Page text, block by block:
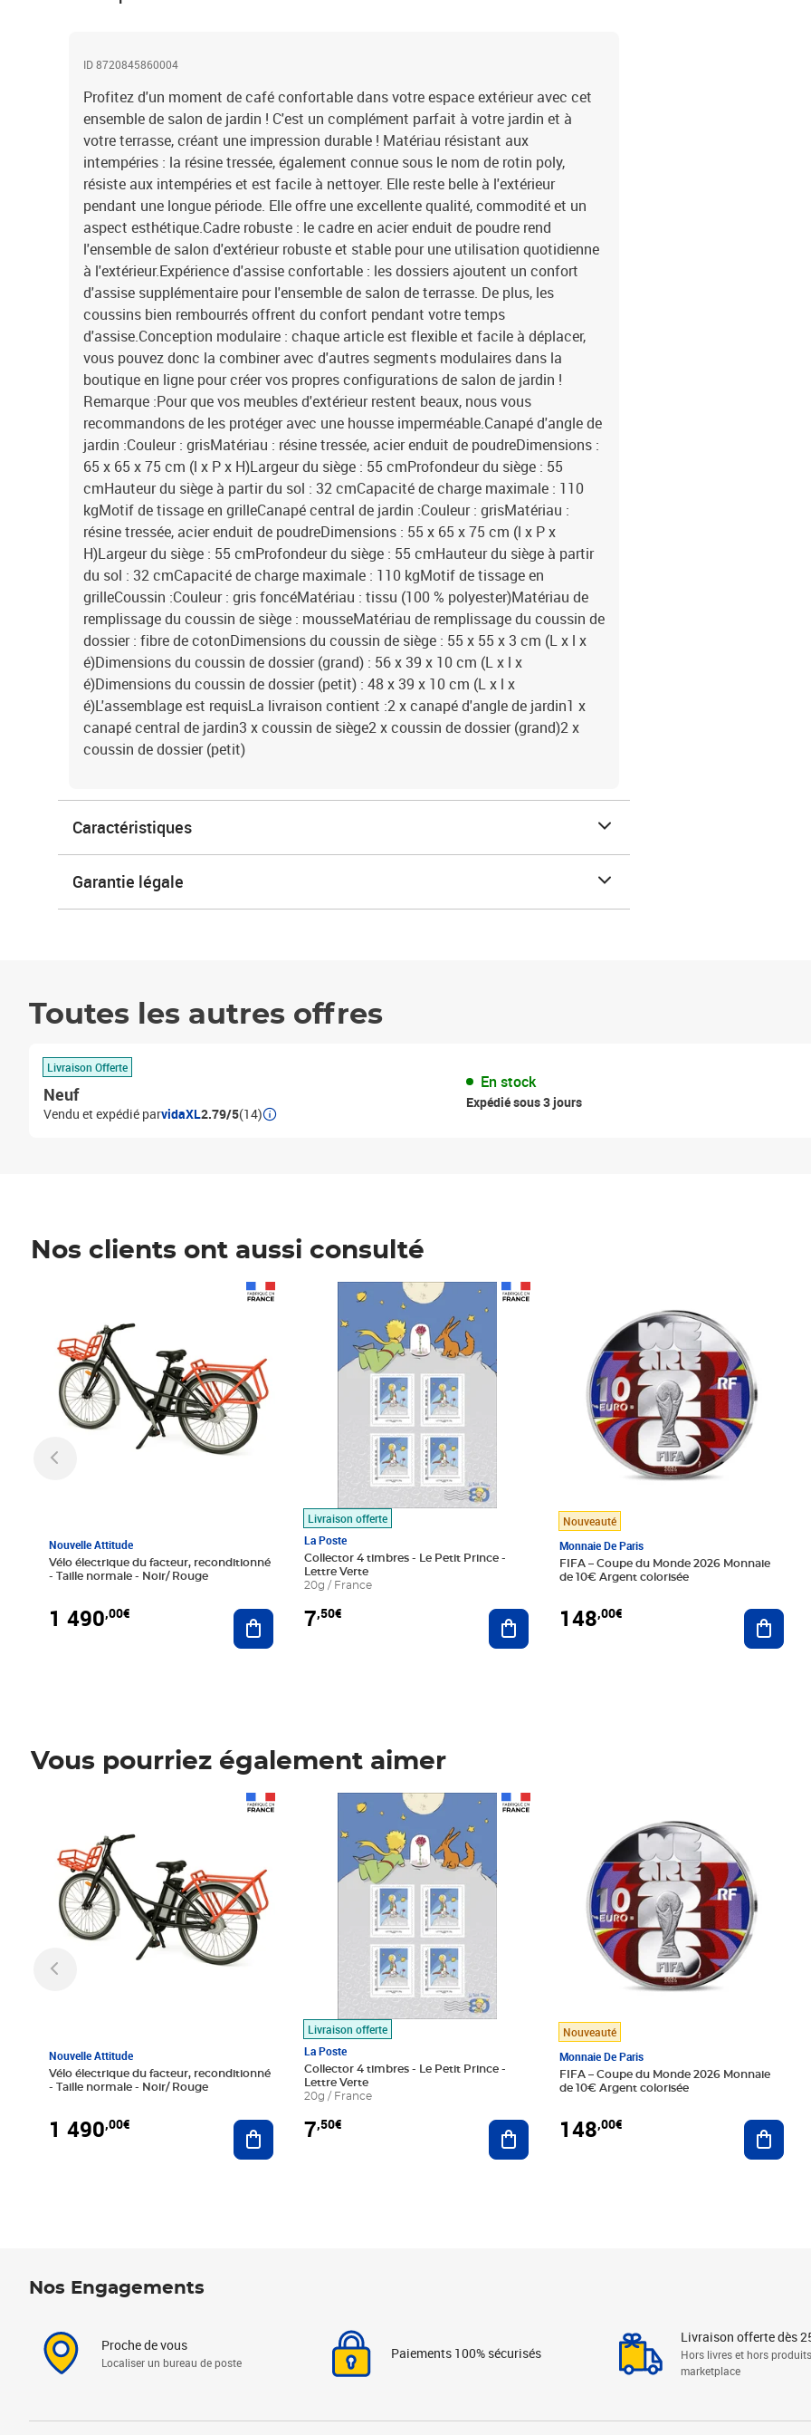
ID 8720845860004
Profitez d'un moment de café confortable dans votre espace extérieur avec cet
ensemble de salon de jardin ! C'est un complément parfait à votre jardin et à
votre terrasse, créant une impression durable ! Matériau résistant aux
intempéries : la résine tressée, également connue sous le nom de rotin poly,
résiste aux intempéries et est facile à nettoyer. Elle reste belle à l'extérieur
pendant une longue période. Elle offre une excellente qualité, commodité et un
aspect esthétique.Cadre robuste : le cadre en acier enduit de poudre rend
l'ensemble de salon d'extérieur robuste et stable pour une utilisation quotidienne
à l'extérieur.Expérience d'assise confortable : les dossiers ajoutent un confort
d'assise supplémentaire pour l'ensemble de salon de terrasse. De plus, les
coussins bien rembourrés offrent du confort pendant votre temps
d'assise.Conception modulaire : chaque article est flexible et facile à déplacer,
vous pouvez donc la combiner avec d'autres segments modulaires dans la
boutique en ligne pour créer vos propres configurations de salon de jardin !
Remarque :Pour que vos meubles d'extérieur restent beaux, nous vous
recommandons de les protéger avec une housse imperméable.Canapé d'angle de
jardin :Couleur : grisMatériau : résine tressée, acier enduit de poudreDimensions :
65 x 65 x 75 cm (l x P x H)Largeur du siège : 55 cmProfondeur du siège : 55
cmHauteur du siège à partir du sol : 32 cmCapacité de charge maximale : 110
kgMotif de tissage en grilleCanapé central de jardin :Couleur : grisMatériau :
résine tressée, acier enduit de poudreDimensions : 55 x 65 x 75 cm (l x P x
H)Largeur du siège : 55 cmProfondeur du siège : 55 cmHauteur du siège à partir
du sol : 32 cmCapacité de charge maximale : 110 kgMotif de tissage en
grilleCoussin :Couleur : gris foncéMatériau : tissu (100 % polyester)Matériau de
remplissage du coussin de siège : mousseMatériau de remplissage du coussin de
dossier : fibre de cotonDimensions du coussin de siège : 55 x 55 x 3 cm (L x l x
é)Dimensions du coussin de dossier (grand) : 56 x 39 x 10 cm (L x l x
é)Dimensions du coussin de dossier (petit) : 48 x 39 x 10 cm (L x l x
é)L'assemblage est requisLa livraison contient :2 x canapé d'angle de jardin1 x
canapé central de jardin3 x coussin de siège2 x coussin de dossier (grand)2 x
coussin de dossier (petit)
Caractéristiques
Garantie légale
Toutes les autres offres
Livraison Offerte
Neuf
Vendu et expédié parvidaXL2.79/5(14)
En stock
Expédié sous 3 jours
Nos clients ont aussi consulté
Nouvelle Attitude
Vélo électrique du facteur, reconditionné
- Taille normale - Noir/ Rouge
1 490,00€ Ajouter au panier
Livraison offerte
La Poste
Collector 4 timbres - Le Petit Prince -
Lettre Verte
20g / France
7,50€
Prix 7,50€
Ajouter au panier
Nouveauté
Monnaie De Paris
FIFA – Coupe du Monde 2026 Monnaie
de 10€ Argent colorisée
148,00€
Vous pourriez également aimer
Nouvelle Attitude
Vélo électrique du facteur, reconditionné
- Taille normale - Noir/ Rouge
1 490,00€ Ajouter au panier
Livraison offerte
La Poste
Collector 4 timbres - Le Petit Prince -
Lettre Verte
20g / France
7,50€
Prix 7,50€
Ajouter au panier
Nouveauté
Monnaie De Paris
FIFA – Coupe du Monde 2026 Monnaie
de 10€ Argent colorisée
148,00€
Nos Engagements
Proche de vous
Localiser un bureau de poste
Paiements 100% sécurisés
Livraison offerte dès
Hors livres et hors produits
marketplace